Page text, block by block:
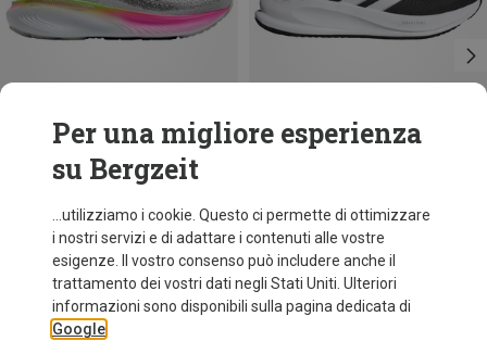
Risparmi 27%
adidas
Scarpe Supernova Ease 2 uomo
89,95 €
Per una migliore esperienza
su Bergzeit
...utilizziamo i cookie. Questo ci permette di ottimizzare
i nostri servizi e di adattare i contenuti alle vostre
esigenze. Il vostro consenso può includere anche il
trattamento dei vostri dati negli Stati Uniti. Ulteriori
informazioni sono disponibili sulla pagina dedicata di
Google